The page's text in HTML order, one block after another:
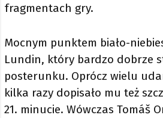
fragmentach gry.
Mocnym punktem biało-
Lundin, który bardzo dobrze
posterunku. Oprócz wielu
kilka razy dopisało mu też
21. minucie. Wówczas Tomáš